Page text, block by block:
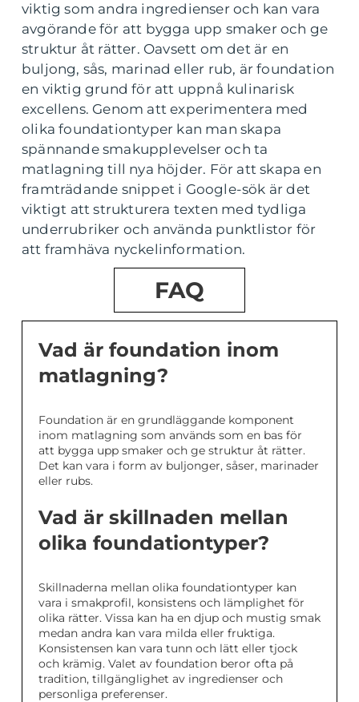
viktig som andra ingredienser och kan vara
avgörande för att bygga upp smaker och ge
struktur åt rätter. Oavsett om det är en
buljong, sås, marinad eller rub, är foundation
en viktig grund för att uppnå kulinarisk
excellens. Genom att experimentera med
olika foundationtyper kan man skapa
spännande smakupplevelser och ta
matlagning till nya höjder. För att skapa en
framträdande snippet i Google-sök är det
viktigt att strukturera texten med tydliga
underrubriker och använda punktlistor för
att framhäva nyckelinformation.
FAQ
Vad är foundation inom
matlagning?
Foundation är en grundläggande komponent
inom matlagning som används som en bas för
att bygga upp smaker och ge struktur åt rätter.
Det kan vara i form av buljonger, såser, marinader
eller rubs.
Vad är skillnaden mellan
olika foundationtyper?
Skillnaderna mellan olika foundationtyper kan
vara i smakprofil, konsistens och lämplighet för
olika rätter. Vissa kan ha en djup och mustig smak
medan andra kan vara milda eller fruktiga.
Konsistensen kan vara tunn och lätt eller tjock
och krämig. Valet av foundation beror ofta på
tradition, tillgänglighet av ingredienser och
personliga preferenser.